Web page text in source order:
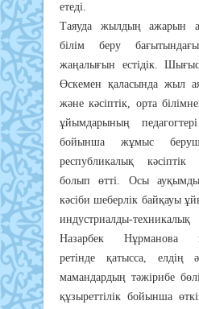
етеді.
Таяуда жылдың ажарын
білім беру
жаңалығын естідік.
Өскемен қаласында жыл
және кәсіптік, орта
ұйымдарының
бойынша жұмыс
республикалық
болып өтті. Осы
кәсіби шеберлік байқауы
индустриалды-
Назарбек Нұрманова
ретінде қатысса, елдің
мамандардың тәжірибе
құзыреттілік бойынша